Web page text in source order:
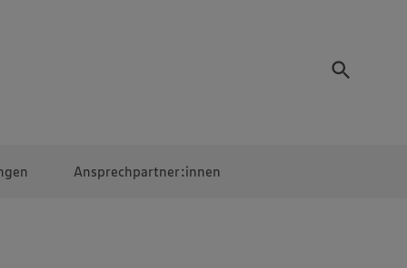
Ansprechpartner:innen